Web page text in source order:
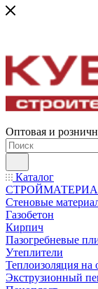
Оптовая и
Каталог
Стеновые
Газобетон
Кирпич
Пазогребневые
Утеплители
Теплоизоляция на
Экструзионный